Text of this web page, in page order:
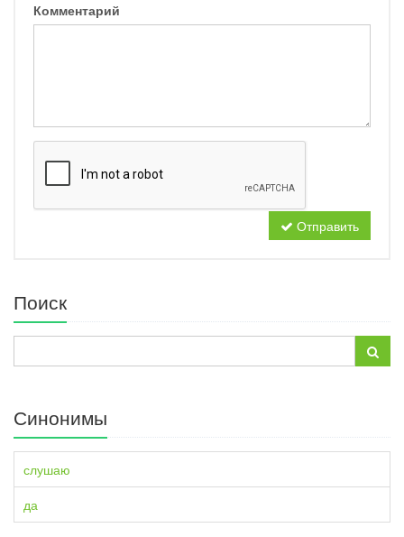
Комментарий
Отправить
Поиск
Синонимы
слушаю
да